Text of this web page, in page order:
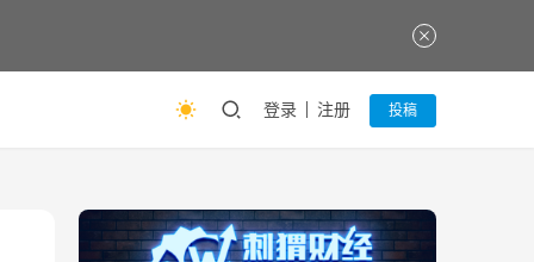
登录 注册 投稿